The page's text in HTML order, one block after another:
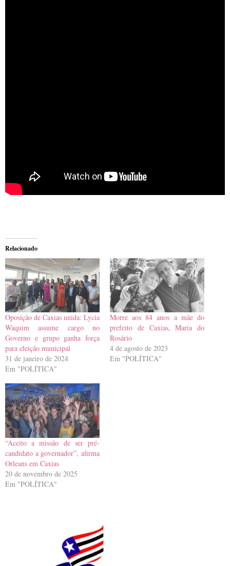
Relacionado
Oposição de Caxias unida: Lycia
Waquim assume cargo no
Governo e grupo ganha força
para eleição municipal
31 de janeiro de 2024
Em "POLÍTICA"
Morre aos 84 anos a mãe do
prefeito de Caxias, Maria do
Rosário
4 de agosto de 2023
Em "POLÍTICA"
“Aceito a missão de ser pré-
candidato a governador”, afirma
Orleans em Caxias
20 de novembro de 2025
Em "POLÍTICA"